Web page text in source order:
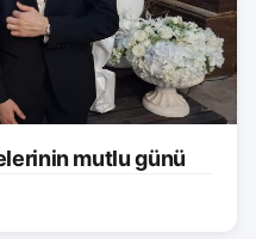
mutlu günü